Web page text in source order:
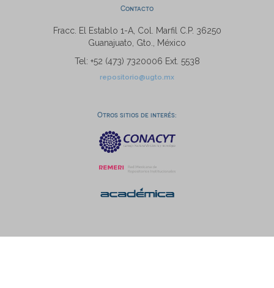
Contacto
Fracc. El Establo 1-A, Col. Marfil C.P. 36250
Guanajuato, Gto., México
Tel: +52 (473) 7320006 Ext. 5538
repositorio@ugto.mx
Otros sitios de interés: